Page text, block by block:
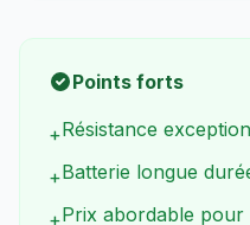
Points forts
+Résistance
+Batterie longue
+Prix abordable